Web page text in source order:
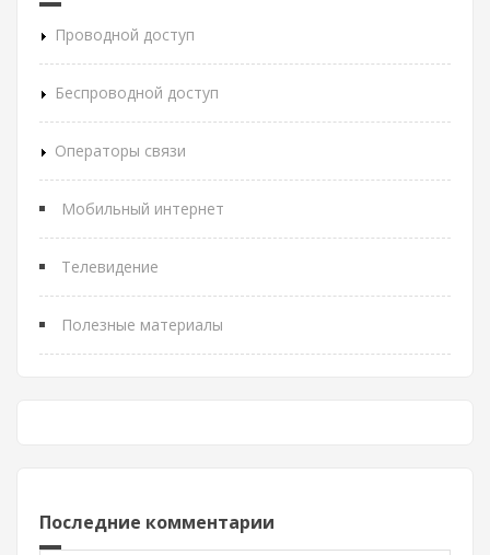
Проводной доступ
Беспроводной доступ
Операторы связи
Мобильный интернет
Телевидение
Полезные материалы
Последние комментарии